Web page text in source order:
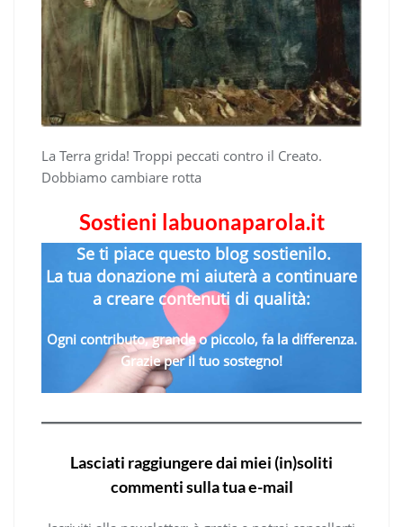
La Terra grida! Troppi peccati contro il Creato.
Dobbiamo cambiare rotta
Sostieni labuonaparola.it
Se ti piace questo blog sostienilo.
La tua donazione mi aiuterà a continuare
a creare contenuti di qualità:
Ogni contributo, grande o piccolo, fa la differenza.
Grazie per il tuo sostegno!
Lasciati raggiungere dai miei (in)soliti
commenti sulla tua e-mail